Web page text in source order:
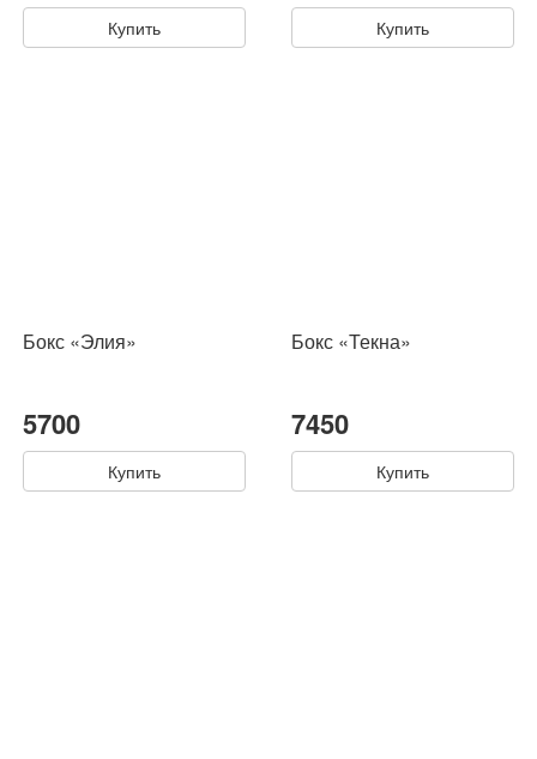
Купить Купить
Бокс «Элия»
5700
Купить
Бокс «Текна»
7450
Купить